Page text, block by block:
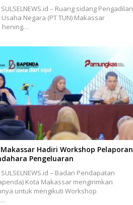
– Ruang sidang Pengadilan
Negara (PT TUN) Makassar
hening…
Hadiri Workshop Pelaporan
Pengeluaran
– Badan Pendapatan
Kota Makassar mengirimkan
untuk mengikuti Workshop